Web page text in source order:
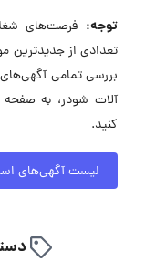
توجه: فرصت‌های
تعدادی از جدیدترین
بررسی تمامی
آلات شودر، به
کنید.
لیست آگهی‌های